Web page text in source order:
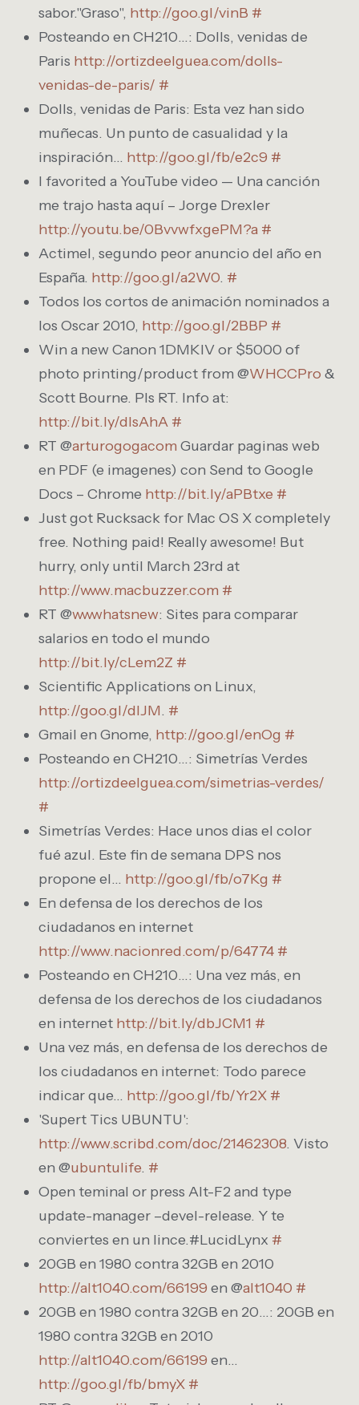
sabor."Graso", http://goo.gl/vinB #
Posteando en CH210…: Dolls, venidas de
Paris http://ortizdeelguea.com/dolls-
venidas-de-paris/ #
Dolls, venidas de Paris: Esta vez han sido
muñecas. Un punto de casualidad y la
inspiración… http://goo.gl/fb/e2c9 #
I favorited a YouTube video — Una canción
me trajo hasta aquí – Jorge Drexler
http://youtu.be/0BvvwfxgePM?a #
Actimel, segundo peor anuncio del año en
España. http://goo.gl/a2W0. #
Todos los cortos de animación nominados a
los Oscar 2010, http://goo.gl/2BBP #
Win a new Canon 1DMKIV or $5000 of
photo printing/product from @WHCCPro &
Scott Bourne. Pls RT. Info at:
http://bit.ly/dlsAhA #
RT @arturogogacom Guardar paginas web
en PDF (e imagenes) con Send to Google
Docs – Chrome http://bit.ly/aPBtxe #
Just got Rucksack for Mac OS X completely
free. Nothing paid! Really awesome! But
hurry, only until March 23rd at
http://www.macbuzzer.com #
RT @wwwhatsnew: Sites para comparar
salarios en todo el mundo
http://bit.ly/cLem2Z #
Scientific Applications on Linux,
http://goo.gl/dIJM. #
Gmail en Gnome, http://goo.gl/enOg #
Posteando en CH210…: Simetrías Verdes
http://ortizdeelguea.com/simetrias-verdes/
#
Simetrías Verdes: Hace unos dias el color
fué azul. Este fin de semana DPS nos
propone el… http://goo.gl/fb/o7Kg #
En defensa de los derechos de los
ciudadanos en internet
http://www.nacionred.com/p/64774 #
Posteando en CH210…: Una vez más, en
defensa de los derechos de los ciudadanos
en internet http://bit.ly/dbJCM1 #
Una vez más, en defensa de los derechos de
los ciudadanos en internet: Todo parece
indicar que… http://goo.gl/fb/Yr2X #
'Supert Tics UBUNTU':
http://www.scribd.com/doc/21462308. Visto
en @ubuntulife. #
Open teminal or press Alt-F2 and type
update-manager –devel-release. Y te
conviertes en un lince.#LucidLynx #
20GB en 1980 contra 32GB en 2010
http://alt1040.com/66199 en @alt1040 #
20GB en 1980 contra 32GB en 20…: 20GB en
1980 contra 32GB en 2010
http://alt1040.com/66199 en…
http://goo.gl/fb/bmyX #